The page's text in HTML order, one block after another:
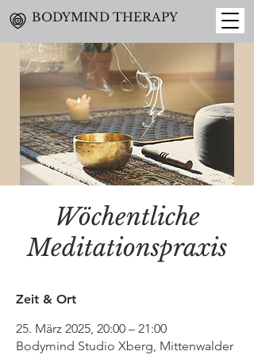
BODYMIND THERAPY
Wöchentliche
Meditationspraxis
Zeit & Ort
25. März 2025, 20:00 – 21:00
Bodymind Studio Xberg, Mittenwalder